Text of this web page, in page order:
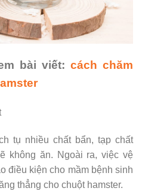
bài viết: cách chăm
tụ nhiều chất bẩn, tạp chất
không ăn. Ngoài ra, việc vệ
điều kiện cho mầm bệnh sinh
thẳng cho chuột hamster.